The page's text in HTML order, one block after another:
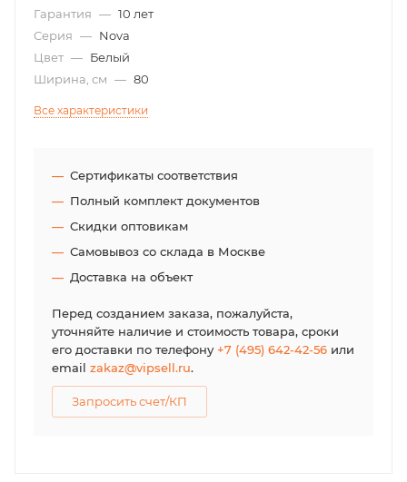
Гарантия — 10 лет
Серия — Nova
Цвет — Белый
Ширина, см — 80
Все характеристики
Сертификаты соответствия
Полный комплект документов
Скидки оптовикам
Самовывоз со склада в Москве
Доставка на объект
Перед созданием заказа, пожалуйста,
уточняйте наличие и стоимость товара, сроки
его доставки по телефону+7 (495) 642-42-56 или
email zakaz@vipsell.ru.
Запросить счет/КП